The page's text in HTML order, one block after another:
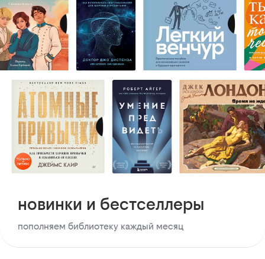
новинки и бестселлеры
пополняем библиотеку каждый месяц